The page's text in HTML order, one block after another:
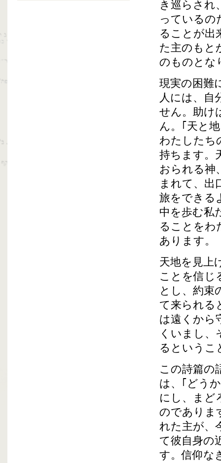
き巡らされ
っているの
ることが出
た主のもと
のものとな
現実の困難
人には、自
せん。助け
ん。｢天と
わたしたち
持ちます。
おられる神
まれて、出
旅をできる
中を歩む私
ることをわ
あります。
天地を見上
ことを信じ
とし、約束
て来られる
は遠くから
くいまし、
るというこ
この詩篇の
は、｢どう
にし、まど
のでありま
れた主が、
て彼自身の
す。信仰な